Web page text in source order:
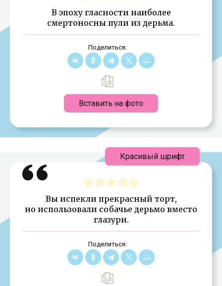
В эпоху гласности наиболее
смертоносны пули из дерьма.
Поделиться:
Вставить на фото
Вы испекли прекрасный торт,
но использовали собачье дерьмо вместо
глазури.
Поделиться:
Красивый шрифт